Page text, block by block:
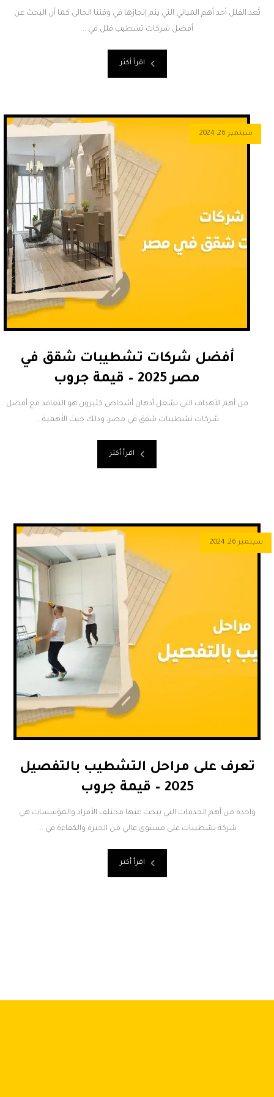
تُعد الفلل أحد أهم المباني التي يتم إنجازها في وقتنا الحالى كما أن البحث عن
أفضل شركات تشطيب فلل في ...
اقرأ أكثر
أفضل شركات تشطيبات شقق في
مصر 2025 – قيمة جروب
سبتمبر 26, 2024
من أهم الأهداف التي تشغل أذهان أشخاص كثيرون هو التعاقد مع أفضل
شركات تشطيبات شقق في مصر، وذلك حيث الأهمية ...
اقرأ أكثر
تعرف على مراحل التشطيب بالتفصيل
2025 – قيمة جروب
سبتمبر 26, 2024
واحدة من أهم الخدمات التي يبحث عنها مختلف الأفراد والمؤسسات هي
شركة تشطيبات على مستوى عالي من الخبرة والكفاءة في ...
اقرأ أكثر